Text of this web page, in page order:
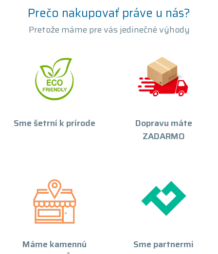
Prečo nakupovať práve u nás?
Pretože máme pre vás jedinečné výhody
Sme šetrní k prírode
Dopravu máte
ZADARMO
Máme kamennú
Sme partnermi